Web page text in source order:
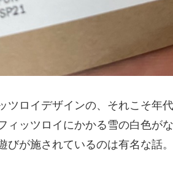
ツロイデザインの、それこそ年
ィッツロイにかかる雪の白色が
が施されているのは有名な話。